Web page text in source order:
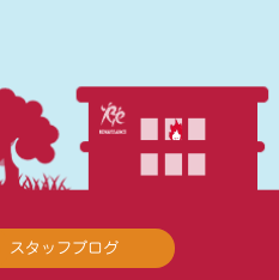
スタッフブログ